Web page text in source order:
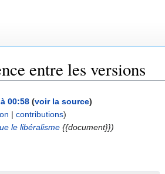
entre les versions
00:58 (voir la source)
| contributions)
le libéralisme{{document}})